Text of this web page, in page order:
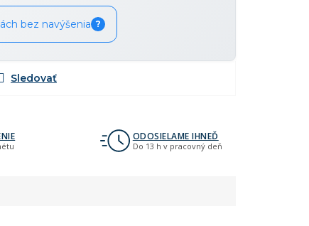
bez navýšenia ?
ODOSIELAME IHNEĎ
Do 13 h v pracovný deň